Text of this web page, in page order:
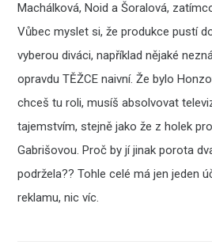
Machálková, Noid a Šoralová,
Vůbec myslet si, že produkce pustí
vyberou diváci, například nějaké
opravdu TĚŽCE naivní. Že bylo
chceš tu roli, musíš absolvovat
tajemstvím, stejně jako že z holek
Gabrišovou. Proč by jí jinak porota
podržela?? Tohle celé má jen jeden
reklamu, nic víc.